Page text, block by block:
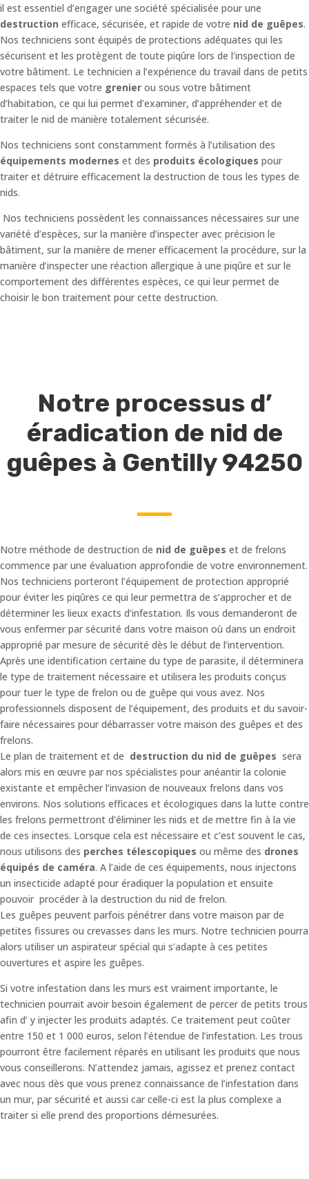
il est essentiel d’engager une société spécialisée pour une
destruction efficace, sécurisée, et rapide de votre nid de guêpes.
Nos techniciens sont équipés de protections adéquates qui les
sécurisent et les protègent de toute piqûre lors de l’inspection de
votre bâtiment. Le technicien a l’expérience du travail dans de petits
espaces tels que votre grenier ou sous votre bâtiment
d’habitation, ce qui lui permet d’examiner, d’appréhender et de
traiter le nid de manière totalement sécurisée.
Nos techniciens sont constamment formés à l’utilisation des
équipements modernes et des produits écologiques pour
traiter et détruire efficacement la destruction de tous les types de
nids.
Nos techniciens possèdent les connaissances nécessaires sur une
variété d’espèces, sur la manière d’inspecter avec précision le
bâtiment, sur la manière de mener efficacement la procédure, sur la
manière d’inspecter une réaction allergique à une piqûre et sur le
comportement des différentes espèces, ce qui leur permet de
choisir le bon traitement pour cette destruction.
Notre processus d’
éradication de nid de
guêpes à Gentilly 94250
Notre méthode de destruction de nid de guêpes et de frelons
commence par une évaluation approfondie de votre environnement.
Nos techniciens porteront l’équipement de protection approprié
pour éviter les piqûres ce qui leur permettra de s’approcher et de
déterminer les lieux exacts d’infestation. Ils vous demanderont de
vous enfermer par sécurité dans votre maison où dans un endroit
approprié par mesure de sécurité dès le début de l’intervention.
Après une identification certaine du type de parasite, il déterminera
le type de traitement nécessaire et utilisera les produits conçus
pour tuer le type de frelon ou de guêpe qui vous avez. Nos
professionnels disposent de l’équipement, des produits et du savoir-
faire nécessaires pour débarrasser votre maison des guêpes et des
frelons.
Le plan de traitement et de destruction du nid de guêpes sera
alors mis en œuvre par nos spécialistes pour anéantir la colonie
existante et empêcher l’invasion de nouveaux frelons dans vos
environs. Nos solutions efficaces et écologiques dans la lutte contre
les frelons permettront d’éliminer les nids et de mettre fin à la vie
de ces insectes. Lorsque cela est nécessaire et c’est souvent le cas,
nous utilisons des perches télescopiques ou même des drones
équipés de caméra. A l’aide de ces équipements, nous injectons
un insecticide adapté pour éradiquer la population et ensuite
pouvoir procéder à la destruction du nid de frelon.
Les guêpes peuvent parfois pénétrer dans votre maison par de
petites fissures ou crevasses dans les murs. Notre technicien pourra
alors utiliser un aspirateur spécial qui s’adapte à ces petites
ouvertures et aspire les guêpes.
Si votre infestation dans les murs est vraiment importante, le
technicien pourrait avoir besoin également de percer de petits trous
afin d’ y injecter les produits adaptés. Ce traitement peut coûter
entre 150 et 1 000 euros, selon l’étendue de l’infestation. Les trous
pourront être facilement réparés en utilisant les produits que nous
vous conseillerons. N’attendez jamais, agissez et prenez contact
avec nous dès que vous prenez connaissance de l’infestation dans
un mur, par sécurité et aussi car celle-ci est la plus complexe a
traiter si elle prend des proportions démesurées.